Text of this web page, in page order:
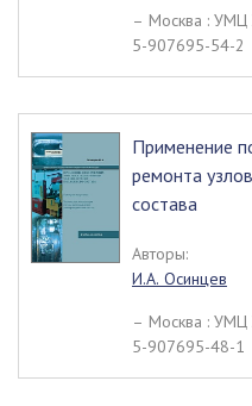
– Москва :
5-907695-54-2
Применение
ремонта
состава
Авторы:
И.А. Осинцев
– Москва :
5-907695-48-1